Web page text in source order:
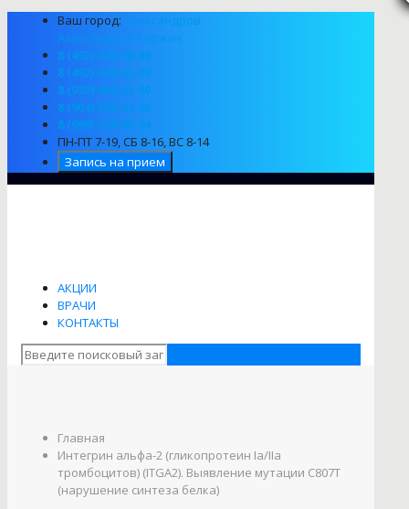
Ваш город: Александров
Александров Киржач
8 (492) 449-38-39
8 (492) 449-82-29
8 (920) 906-83-80
8 (904) 039-67-68
8 (999) 774-89-94
ПН-ПТ 7-19, СБ 8-16, ВС 8-14
Запись на прием
АКЦИИ
ВРАЧИ
КОНТАКТЫ
Главная
Интегрин альфа-2 (гликопротеин Ia/IIa
тромбоцитов) (ITGA2). Выявление мутации C807T
(нарушение синтеза белка)